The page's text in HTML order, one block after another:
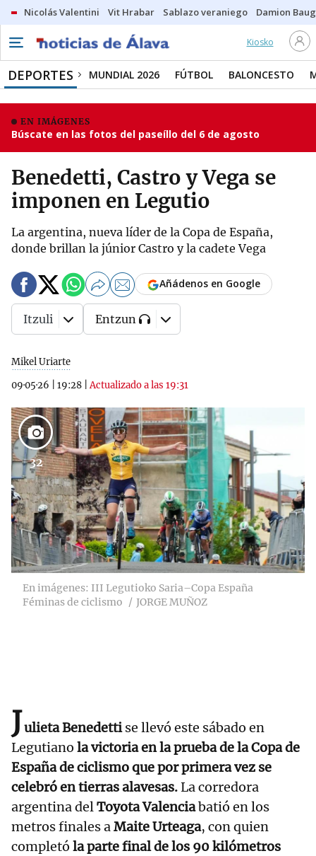
Nicolás Valentini Vit Hrabar Sablazo veraniego Damion
Kiosko
DEPORTES MUNDIAL 2026 FÚTBOL BALONCESTO
EN IMÁGENES
Búscate en las fotos del paseíllo del 6 de agosto
Benedetti, Castro y Vega se
imponen en Legutio
La argentina, nueva líder de la Copa de España,
donde brillan la júnior Castro y la cadete Vega
Mikel Uriarte
09·05·26
19:28 |Actualizado a las 19:31
Añádenos en Google
Itzuli Entzun
32
En imágenes: III Legutioko Saria–Copa España
Féminas de ciclismo
JORGE MUÑOZ
Julieta Benedettise llevó este sábado en
Legutiano la victoria en la prueba de la Copa de
España de ciclismo que por primera vez se
celebró en tierras alavesas.La corredora
argentina delToyota Valenciabatió en los
metros finales aMaite Urteaga, con quien
completó la parte final de los 90 kilómetros